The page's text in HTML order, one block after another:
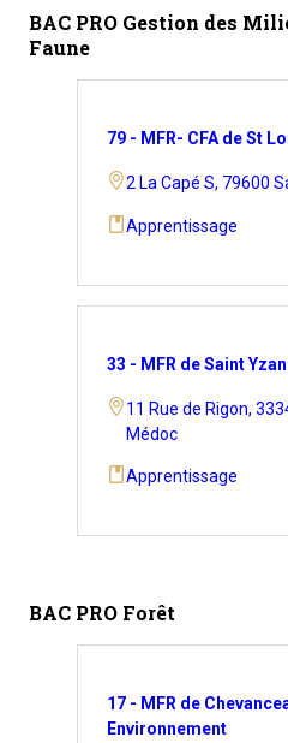
BAC PRO Gestion des
Faune
79 - MFR- CFA de St
2 La Capé S, 79600
Apprentissage
33 - MFR de Saint
11 Rue de Rigon,
Médoc
Apprentissage
BAC PRO Forêt
17 - MFR de
Environnement